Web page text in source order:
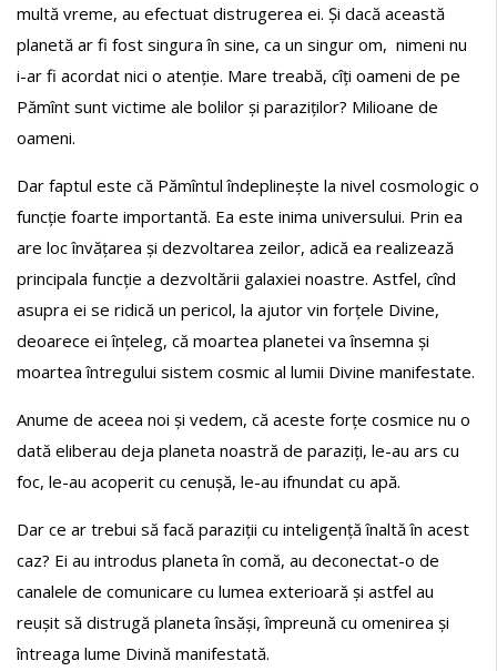
multă vreme, au efectuat distrugerea ei. Și dacă această
planetă ar fi fost singura în sine, ca un singur om, nimeni nu
i-ar fi acordat nici o atenție. Mare treabă, cîți oameni de pe
Pămînt sunt victime ale bolilor și paraziților? Milioane de
oameni.
Dar faptul este că Pămîntul îndeplinește la nivel cosmologic o
funcție foarte importantă. Ea este inima universului. Prin ea
are loc învățarea și dezvoltarea zeilor, adică ea realizează
principala funcție a dezvoltării galaxiei noastre. Astfel, cînd
asupra ei se ridică un pericol, la ajutor vin forțele Divine,
deoarece ei înțeleg, că moartea planetei va însemna și
moartea întregului sistem cosmic al lumii Divine manifestate.
Anume de aceea noi și vedem, că aceste forțe cosmice nu o
dată eliberau deja planeta noastră de paraziți, le-au ars cu
foc, le-au acoperit cu cenușă, le-au ifnundat cu apă.
Dar ce ar trebui să facă paraziții cu inteligență înaltă în acest
caz? Ei au introdus planeta în comă, au deconectat-o ​​de
canalele de comunicare cu lumea exterioară și astfel au
reușit să distrugă planeta însăși, împreună cu omenirea și
întreaga lume Divină manifestată.